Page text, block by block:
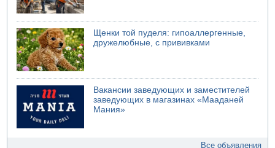
Щенки той пуделя: гипоаллергенные,
дружелюбные, с прививками
Вакансии заведующих и заместителей
заведующих в магазинах «Мааданей
Мания»
Все объявления